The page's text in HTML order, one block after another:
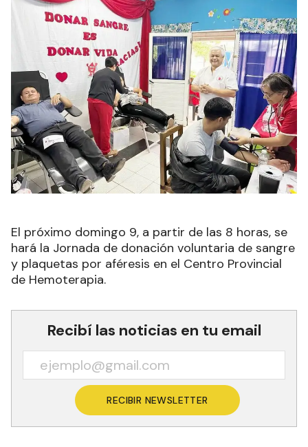
El próximo domingo 9, a partir de las 8 horas, se
hará la Jornada de donación voluntaria de sangre
y plaquetas por aféresis en el Centro Provincial
de Hemoterapia.
Recibí las noticias en tu email
RECIBIR NEWSLETTER